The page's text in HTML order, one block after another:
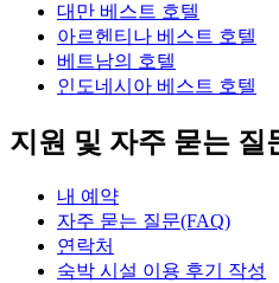
대만 베스트 호텔
아르헨티나 베스트 호텔
베트남의 호텔
인도네시아 베스트 호텔
지원 및 자주 묻는 질
내 예약
자주 묻는 질문(FAQ)
연락처
숙박 시설 이용 후기 작성